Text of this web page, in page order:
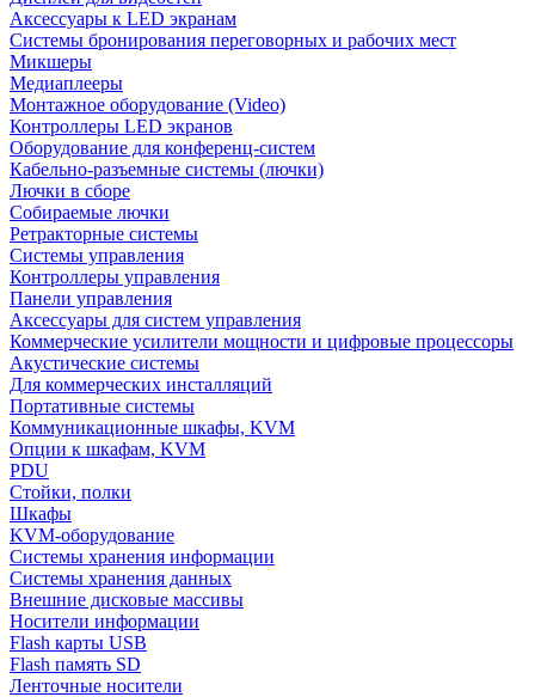
Аксессуары к LED экранам
Системы бронирования переговорных и рабочих мест
Микшеры
Медиаплееры
Монтажное оборудование (Video)
Контроллеры LED экранов
Оборудование для конференц-систем
Кабельно-разъемные системы (лючки)
Лючки в сборе
Собираемые лючки
Ретракторные системы
Системы управления
Контроллеры управления
Панели управления
Аксессуары для систем управления
Коммерческие усилители мощности и цифровые процессоры
Акустические системы
Для коммерческих инсталляций
Портативные системы
Коммуникационные шкафы, KVM
Опции к шкафам, KVM
PDU
Стойки, полки
Шкафы
KVM-оборудование
Системы хранения информации
Системы хранения данных
Внешние дисковые массивы
Носители информации
Flash карты USB
Flash память SD
Ленточные носители